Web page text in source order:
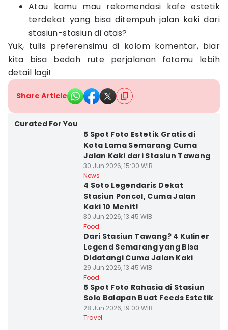
Atau kamu mau rekomendasi kafe estetik
terdekat yang bisa ditempuh jalan kaki dari
stasiun-stasiun di atas?
Yuk, tulis preferensimu di kolom komentar, biar
kita bisa bedah rute perjalanan fotomu lebih
detail lagi!
Share Article
Curated For You
5 Spot Foto Estetik Gratis di
Kota Lama Semarang Cuma
Jalan Kaki dari Stasiun Tawang
30 Jun 2026, 15:00 WIB
News
4 Soto Legendaris Dekat
Stasiun Poncol, Cuma Jalan
Kaki 10 Menit!
30 Jun 2026, 13:45 WIB
Food
Dari Stasiun Tawang? 4 Kuliner
Legend Semarang yang Bisa
Didatangi Cuma Jalan Kaki
29 Jun 2026, 13:45 WIB
Food
5 Spot Foto Rahasia di Stasiun
Solo Balapan Buat Feeds Estetik
28 Jun 2026, 19:00 WIB
Travel